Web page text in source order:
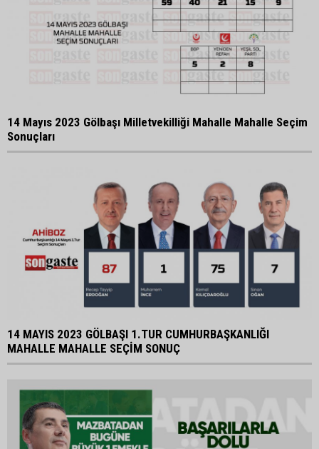
14 Mayıs 2023 Gölbaşı Milletvekilliği Mahalle Mahalle Seçim
Sonuçları
14 MAYIS 2023 GÖLBAŞI 1.TUR CUMHURBAŞKANLIĞI
MAHALLE MAHALLE SEÇİM SONUÇ